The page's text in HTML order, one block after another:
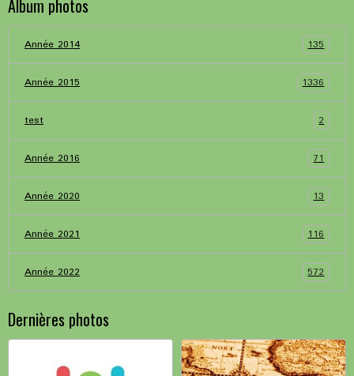
Album photos
Année 2014 135
Année 2015 1336
test 2
Année 2016 71
Année 2020 13
Année 2021 116
Année 2022 572
Dernières photos